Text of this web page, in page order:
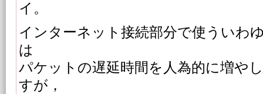
イ。
インターネット接続部分で使ういわ
は
パケットの遅延時間を人為的に増や
すが，